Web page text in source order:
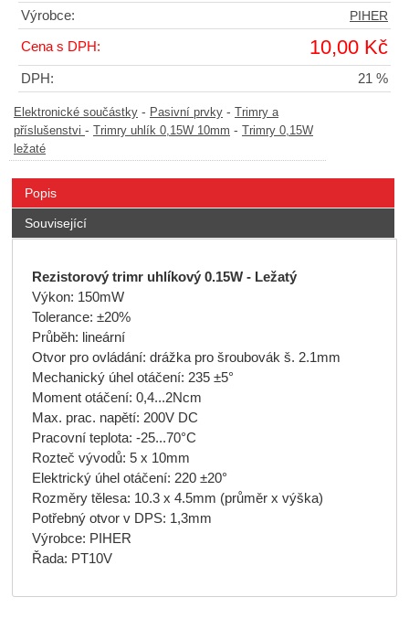
Výrobce:
PIHER
Cena s DPH: 10,00 Kč
DPH: 21 %
Elektronické součástky - Pasivní prvky -
Trimry a
příslušenstvi - Trimry uhlík 0,15W 10mm -
Trimry 0,15W
ležaté
Popis
Související
Rezistorový trimr uhlíkový 0.15W - Ležatý
Výkon: 150mW
Tolerance: ±20%
Průběh: lineární
Otvor pro ovládání: drážka pro šroubovák š. 2.1mm
Mechanický úhel otáčení: 235 ±5°
Moment otáčení: 0,4...2Ncm
Max. prac. napětí: 200V DC
Pracovní teplota: -25...70°C
Rozteč vývodů: 5 x 10mm
Elektrický úhel otáčení: 220 ±20°
Rozměry tělesa: 10.3 x 4.5mm (průměr x výška)
Potřebný otvor v DPS: 1,3mm
Výrobce: PIHER
Řada: PT10V